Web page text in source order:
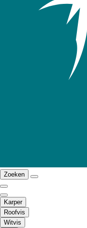
Zoeken
Karper
Roofvis
Witvis